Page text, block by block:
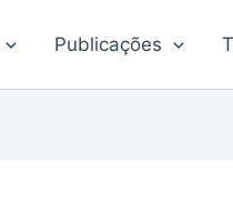
Publicações